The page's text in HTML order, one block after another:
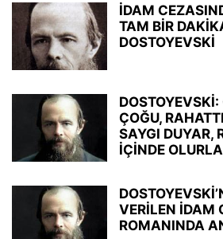
İDAM
TAM BİR
DOSTOYEVSKİ
ÇOĞU,
SAYGI DUYAR,
İÇİNDE
VERİLEN İDAM
ROMANINDA